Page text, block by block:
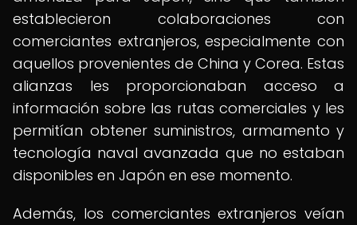
establecieron colaboraciones con
comerciantes extranjeros, especialmente con
aquellos provenientes de China y Corea. Estas
alianzas les proporcionaban acceso a
información sobre las rutas comerciales y les
permitían obtener suministros, armamento y
tecnología naval avanzada que no estaban
disponibles en Japón en ese momento.
Además, los comerciantes extranjeros veían